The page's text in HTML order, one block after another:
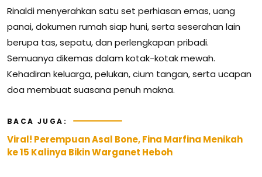
Rinaldi menyerahkan satu set perhiasan emas, uang
panai, dokumen rumah siap huni, serta seserahan lain
berupa tas, sepatu, dan perlengkapan pribadi.
Semuanya dikemas dalam kotak-kotak mewah.
Kehadiran keluarga, pelukan, cium tangan, serta ucapan
doa membuat suasana penuh makna.
BACA JUGA:
Viral! Perempuan Asal Bone, Fina Marfina Menikah
ke 15 Kalinya Bikin Warganet Heboh